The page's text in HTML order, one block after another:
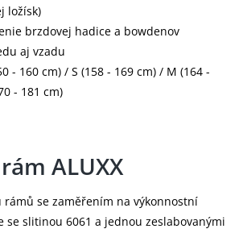
ložísk)
brzdovej hadice a bowdenov
aj vzadu
- 160 cm) / S (158 - 169 cm) / M (164 -
- 181 cm)
ALUXX
se zaměřením na výkonnostní
se slitinou 6061 a jednou zeslabovanými